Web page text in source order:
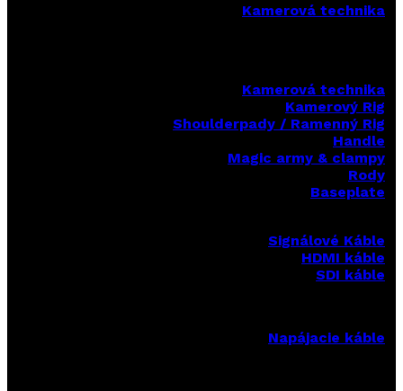
Kamerová technika
Kamerová technika
Kamerový Rig
Shoulderpady / Ramenný Rig
Handle
Magic army & clampy
Rody
Baseplate
Signálové Káble
HDMI káble
SDI káble
Napájacie káble